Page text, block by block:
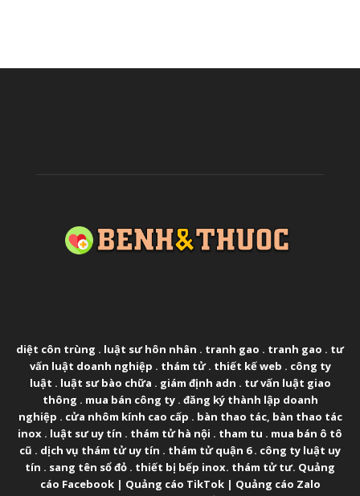
diệt côn trùng . luật sư hôn nhân . tranh gao . tranh gao . tư
vấn luật doanh nghiệp . thám tử. thiết kế web . công ty
luật . luật sư bào chữa . giám định adn . tư vấn luật giao
thông . mua bán công ty. đăng ký thành lập doanh
nghiệp . cửa nhôm kính cao cấp . bàn thao tác, bàn thao tác
inox . luật sư uy tín . thám tử hà nội . tham tu . mua bán ô tô
cũ . dịch vụ thám tử uy tín . thám tử quận 6. công ty luật uy
tín . sang tên sổ đỏ . thiết bị bếp inox. thám tử tư. Quảng
cáo Facebook| Quảng cáo TikTok| Quảng cáo Zalo